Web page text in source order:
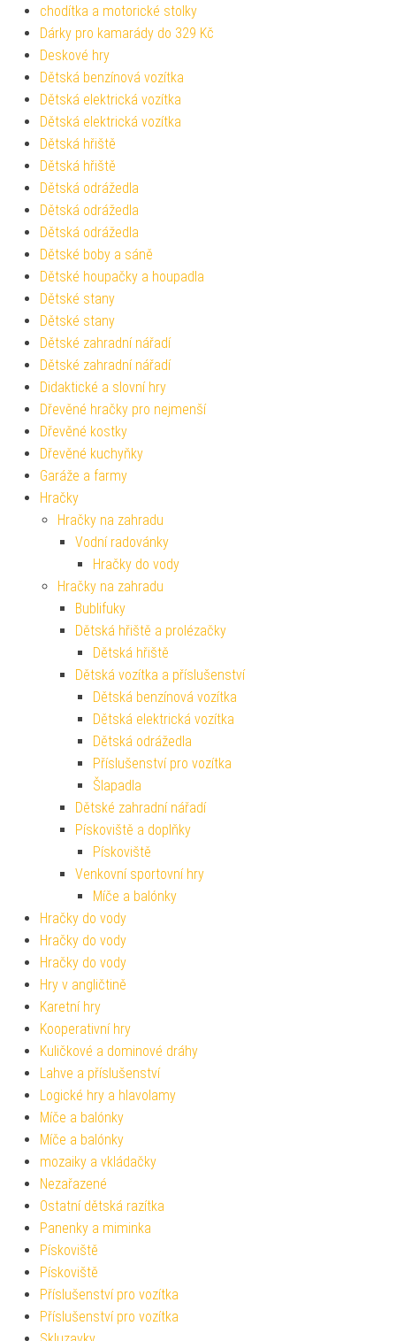
chodítka a motorické stolky
Dárky pro kamarády do 329 Kč
Deskové hry
Dětská benzínová vozítka
Dětská elektrická vozítka
Dětská elektrická vozítka
Dětská hřiště
Dětská hřiště
Dětská odrážedla
Dětská odrážedla
Dětská odrážedla
Dětské boby a sáně
Dětské houpačky a houpadla
Dětské stany
Dětské stany
Dětské zahradní nářadí
Dětské zahradní nářadí
Didaktické a slovní hry
Dřevěné hračky pro nejmenší
Dřevěné kostky
Dřevěné kuchyňky
Garáže a farmy
Hračky
Hračky na zahradu
Vodní radovánky
Hračky do vody
Hračky na zahradu
Bublifuky
Dětská hřiště a prolézačky
Dětská hřiště
Dětská vozítka a příslušenství
Dětská benzínová vozítka
Dětská elektrická vozítka
Dětská odrážedla
Příslušenství pro vozítka
Šlapadla
Dětské zahradní nářadí
Pískoviště a doplňky
Pískoviště
Venkovní sportovní hry
Míče a balónky
Hračky do vody
Hračky do vody
Hračky do vody
Hry v angličtině
Karetní hry
Kooperativní hry
Kuličkové a dominové dráhy
Lahve a příslušenství
Logické hry a hlavolamy
Míče a balónky
Míče a balónky
mozaiky a vkládačky
Nezařazené
Ostatní dětská razítka
Panenky a miminka
Pískoviště
Pískoviště
Příslušenství pro vozítka
Příslušenství pro vozítka